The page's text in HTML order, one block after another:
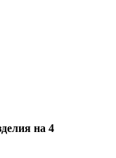
на 4